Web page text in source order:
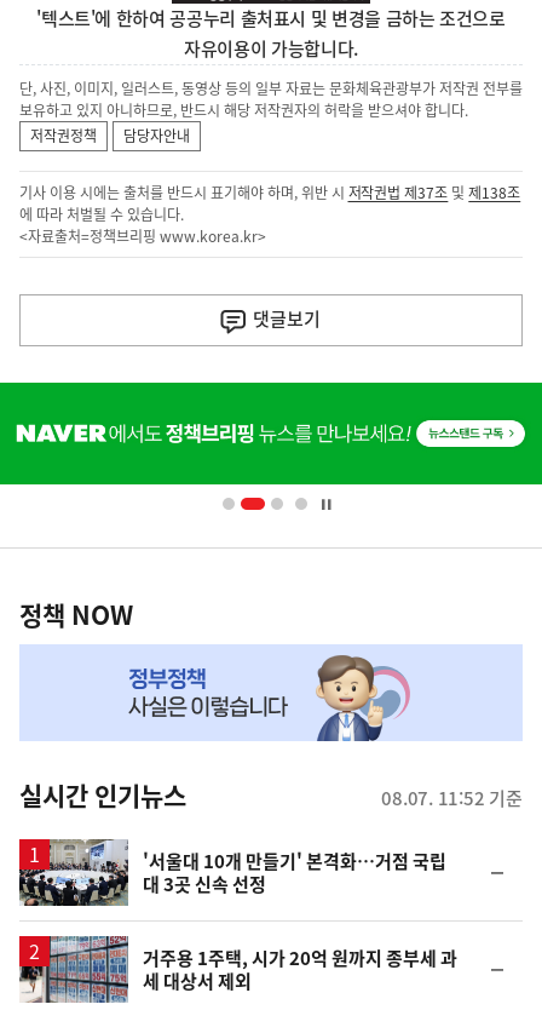
'텍스트'에 한하여 공공누리 출처표시 및 변경을 금하는 조건으로
자유이용이 가능합니다.
단, 사진, 이미지, 일러스트, 동영상 등의 일부 자료는 문화체육관광부가 저작권 전부를
보유하고 있지 아니하므로, 반드시 해당 저작권자의 허락을 받으셔야 합니다.
저작권정책
담당자안내
기사 이용 시에는 출처를 반드시 표기해야 하며, 위반 시 저작권법 제37조 및제138조
에 따라 처벌될 수 있습니다.
<자료출처=정책브리핑 www.korea.kr>
다
음
기
댓글보기
단
영
책
NOW,
뉴
스
정책 NOW
실시간 인기뉴스 08.07. 11:52 기준
'서울대 10개 만들기' 본격화…거점 국립
대 3곳 신속 선정
일
거주용 1주택, 시가 20억 원까지 종부세 과
세 대상서 제외